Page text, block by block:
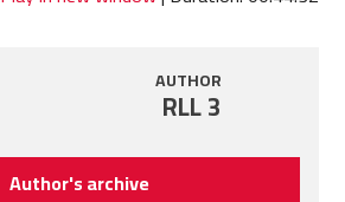
AUTHOR
RLL 3
Author's archive